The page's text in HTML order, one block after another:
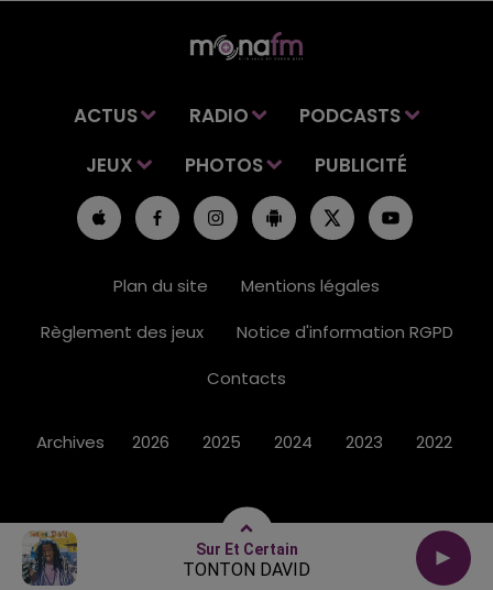
Sur Et Certain
TONTON DAVID
ACTUS RADIO
PODCASTS
JEUX
PHOTOS PUBLICITÉ
Plan du site
Mentions légales
Règlement des jeux
Notice d'information RGPD
Contacts
Archives 2026 2025 2024 2023 2022